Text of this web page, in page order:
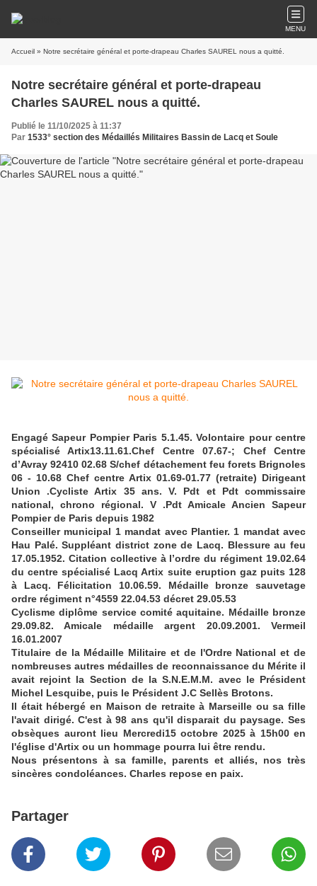
MENU
Accueil » Notre secrétaire général et porte-drapeau Charles SAUREL nous a quitté.
Notre secrétaire général et porte-drapeau
Charles SAUREL nous a quitté.
Publié le 11/10/2025 à 11:37
Par 1533° section des Médaillés Militaires Bassin de Lacq et Soule
Engagé Sapeur Pompier Paris 5.1.45. Volontaire pour centre
spécialisé Artix13.11.61.Chef Centre 07.67-; Chef Centre
d’Avray 92410 02.68 S/chef détachement feu forets Brignoles
06 - 10.68 Chef centre Artix 01.69-01.77 (retraite) Dirigeant
Union .Cycliste Artix 35 ans. V. Pdt et Pdt commissaire
national, chrono régional. V .Pdt Amicale Ancien Sapeur
Pompier de Paris depuis 1982
Conseiller municipal 1 mandat avec Plantier. 1 mandat avec
Hau Palé. Suppléant district zone de Lacq. Blessure au feu
17.05.1952. Citation collective à l’ordre du régiment 19.02.64
du centre spécialisé Lacq Artix suite eruption gaz puits 128
à Lacq. Félicitation 10.06.59. Médaille bronze sauvetage
ordre régiment n°4559 22.04.53 décret 29.05.53
Cyclisme diplôme service comité aquitaine. Médaille bronze
29.09.82. Amicale médaille argent 20.09.2001. Vermeil
16.01.2007
Titulaire de la Médaille Militaire et de l'Ordre National et de
nombreuses autres médailles de reconnaissance du Mérite il
avait rejoint la Section de la S.N.E.M.M. avec le Président
Michel Lesquibe, puis le Président J.C Sellès Brotons.
Il était hébergé en Maison de retraite à Marseille ou sa fille
l'avait dirigé. C'est à 98 ans qu'il disparait du paysage. Ses
obsèques auront lieu Mercredi15 octobre 2025 à 15h00 en
l'église d'Artix ou un hommage pourra lui être rendu.
Nous présentons à sa famille, parents et alliés, nos très
sincères condoléances. Charles repose en paix.
Partager